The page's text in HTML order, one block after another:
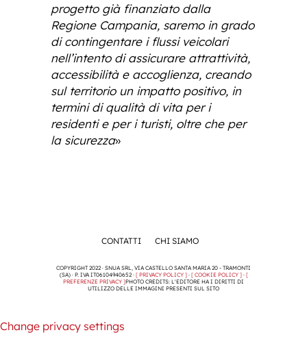
progetto già finanziato dalla
Regione Campania, saremo in grado
di contingentare i flussi veicolari
nell’intento di assicurare attrattività,
accessibilità e accoglienza, creando
sul territorio un impatto positivo, in
termini di qualità di vita per i
residenti e per i turisti, oltre che per
la sicurezza»
CONTATTI CHI SIAMO
COPYRIGHT 2022 · SNUA SRL, VIA CASTELLO SANTA MARIA 20 - TRAMONTI
(SA) · P. IVA IT06104940652 · [ PRIVACY POLICY ]· [ COOKIE POLICY ]· [
PREFERENZE PRIVACY ]PHOTO CREDITS: L'EDITORE HA I DIRITTI DI
UTILIZZO DELLE IMMAGINI PRESENTI SUL SITO
Change privacy settings